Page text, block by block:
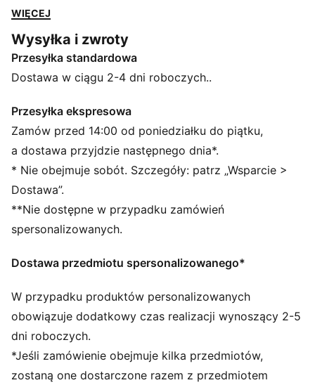
charakterystycznemu DNA PUMA model T7 zyskał
mocniejszy charakter dzięki wyrazistej palecie
kolorów, luźnym i krótszym fasonom oraz dużemu
logo PUMA Cat, które dodaje zadziorności. Ta kurtka
SZCZEGÓŁY
Krój: Luźny
Materiał główny: Materiał dystansowy
Dekolt: Stójka
Długie rękawy
Zapięcie: Zamek na całej długości
Długość: Standardowa
Prążkowane mankiety i dół
WIĘCEJ
Wysyłka i zwroty
Przesyłka standardowa
Dostawa w ciągu 2-4 dni roboczych..
Przesyłka ekspresowa
Zamów przed 14:00 od poniedziałku do piątku,
a dostawa przyjdzie następnego dnia*.
* Nie obejmuje sobót. Szczegóły: patrz „Wsparcie >
Dostawa”.
**Nie dostępne w przypadku zamówień
spersonalizowanych.
Dostawa przedmiotu spersonalizowanego*
W przypadku produktów personalizowanych
obowiązuje dodatkowy czas realizacji wynoszący 2-5
dni roboczych.
*Jeśli zamówienie obejmuje kilka przedmiotów,
zostaną one dostarczone razem z przedmiotem